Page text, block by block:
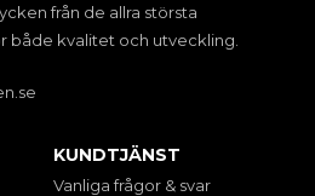
från de allra största
både kvalitet och utveckling.
KUNDTJÄNST
Vanliga frågor & svar